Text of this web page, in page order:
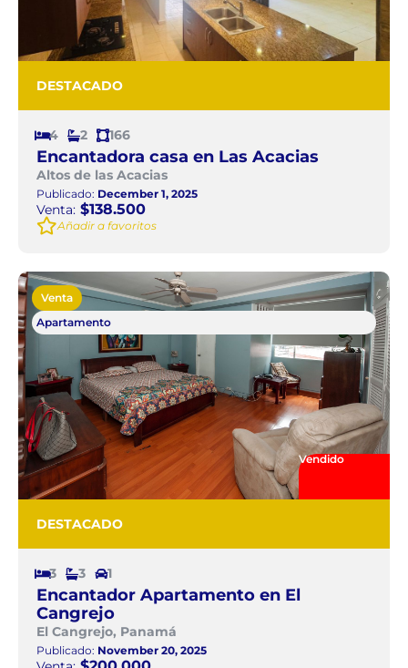
DESTACADO
4 2 166
Encantadora casa en Las Acacias
Altos de las Acacias
Publicado: December 1, 2025
Venta: $138.500
Añadir a favoritos
Venta
Apartamento
Vendido
DESTACADO
3 3 1
Encantador Apartamento en El
Cangrejo
El Cangrejo, Panamá
Publicado: November 20, 2025